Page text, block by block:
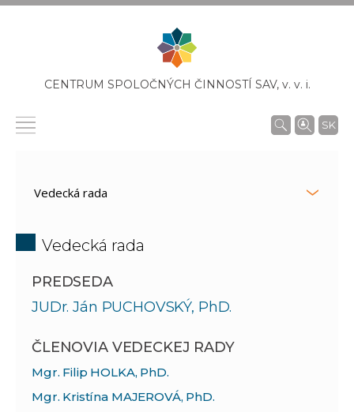
CENTRUM SPOLOČNÝCH ČINNOSTÍ SAV, v. v. i.
SK
Vedecká rada
PREDSEDA
JUDr. Ján PUCHOVSKÝ, PhD.
ČLENOVIA VEDECKEJ RADY
Mgr. Filip HOLKA, PhD.
Mgr. Kristína MAJEROVÁ, PhD.